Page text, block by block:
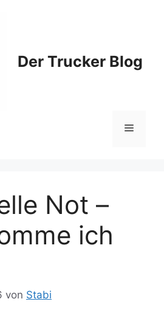
Der Trucker Blog
Menü
Not –
ich
von Stabi